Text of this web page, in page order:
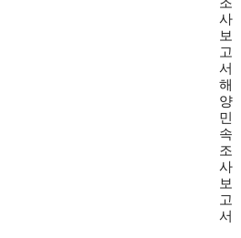
조
사
보
고
서
해
양
민
속
조
사
보
고
서